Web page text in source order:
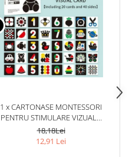
1 x CARTONASE MONTESSORI
PENTRU STIMULARE VIZUALA
- SET EDUCATIV PENTRU
BEBELUSI 3-6 LUNI
18,18Lei
12,91 Lei